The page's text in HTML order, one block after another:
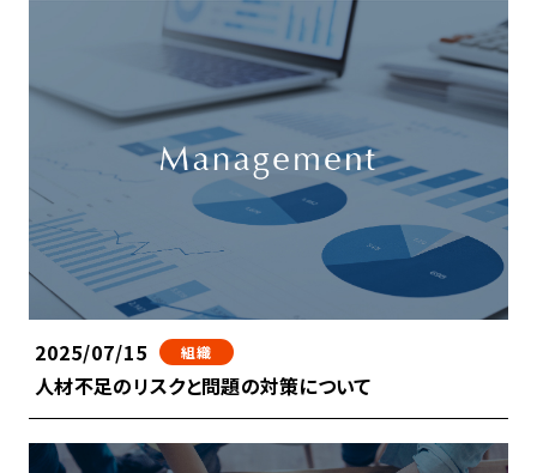
2025/07/15 組織
人材不足のリスクと問題の対策について